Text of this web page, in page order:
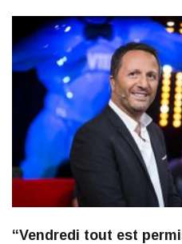
“Vendredi tout est